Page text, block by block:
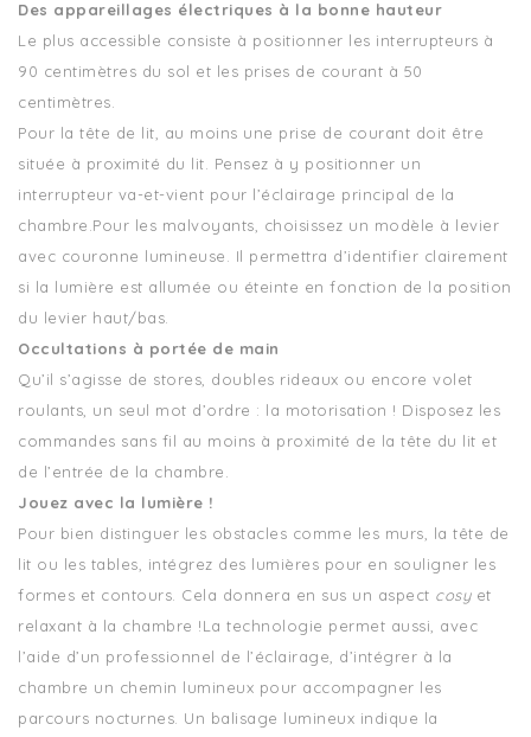
Des appareillages électriques à la bonne hauteur
Le plus accessible consiste à positionner les interrupteurs à
90 centimètres du sol et les prises de courant à 50
centimètres.
Pour la tête de lit, au moins une prise de courant doit être
située à proximité du lit. Pensez à y positionner un
interrupteur va-et-vient pour l’éclairage principal de la
chambre.Pour les malvoyants, choisissez un modèle à levier
avec couronne lumineuse. Il permettra d’identifier clairement
si la lumière est allumée ou éteinte en fonction de la position
du levier haut/bas.
Occultations à portée de main
Qu’il s’agisse de stores, doubles rideaux ou encore volet
roulants, un seul mot d’ordre : la motorisation ! Disposez les
commandes sans fil au moins à proximité de la tête du lit et
de l’entrée de la chambre.
Jouez avec la lumière !
Pour bien distinguer les obstacles comme les murs, la tête de
lit ou les tables, intégrez des lumières pour en souligner les
formes et contours. Cela donnera en sus un aspect cosyet
relaxant à la chambre !La technologie permet aussi, avec
l’aide d’un professionnel de l’éclairage, d’intégrer à la
chambre un chemin lumineux pour accompagner les
parcours nocturnes. Un balisage lumineux indique la